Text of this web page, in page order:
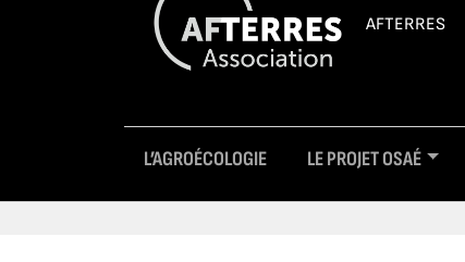
AFTERRES
L’AGROÉCOLOGIE LE PROJET OSAÉ